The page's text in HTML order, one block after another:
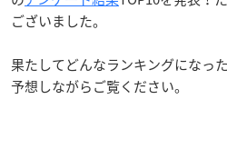
ございました。
果たしてどんなランキングになっ
予想しながらご覧ください。